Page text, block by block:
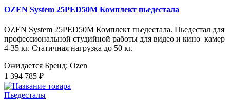
OZEN System 25PED50M Комплект пьедестала
OZEN System 25PED50M Комплект пьедестала. Пьедестал для
профессиональной студийной работы для видео и кино камер
4-35 кг. Статичная нагрузка до 50 кг.
Ожидается Бренд: Ozen
1 394 785 ₽
Пьедесталы